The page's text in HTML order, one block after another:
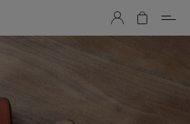
Mens Leather Store（メンズレザーストア）